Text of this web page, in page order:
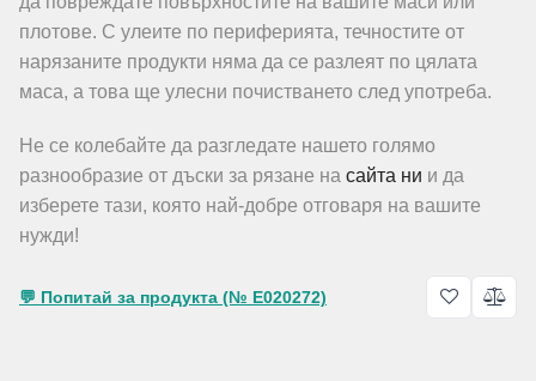
плотове. С улеите по периферията, течностите от
нарязаните продукти няма да се разлеят по цялата
маса, а това ще улесни почистването след употреба.
Не се колебайте да разгледате нашето голямо
разнообразие от дъски за рязане на сайта ни и да
изберете тази, която най-добре отговаря на вашите
нужди!
💬 Попитай за продукта (№ E020272)